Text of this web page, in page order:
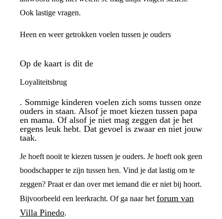
Ook lastige vragen.
Heen en weer getrokken voelen tussen je ouders
Op de kaart is dit de
Loyaliteitsbrug
. Sommige kinderen voelen zich soms tussen onze
ouders in staan. Alsof je moet kiezen tussen papa
en mama. Of alsof je niet mag zeggen dat je het
ergens leuk hebt. Dat gevoel is zwaar en niet jouw
taak.
Je hoeft nooit te kiezen tussen je ouders. Je hoeft ook geen
boodschapper te zijn tussen hen. Vind je dat lastig om te
zeggen? Praat er dan over met iemand die er niet bij hoort.
Bijvoorbeeld een leerkracht. Of ga naar het forum van
Villa Pinedo.